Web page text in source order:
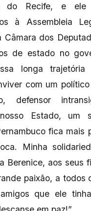
do Recife, e ele
à Assembleia
Câmara dos
de estado no
longa
com um
defensor
Estado, um
fica mais
Minha
Berenice, aos seus
paixão, a todos
que ele